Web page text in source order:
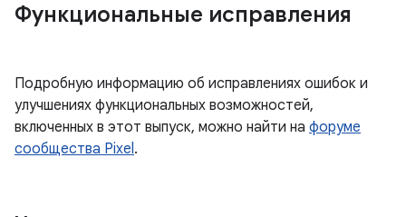
Функциональные исправления
Подробную информацию об исправлениях ошибок и
улучшениях функциональных возможностей,
включенных в этот выпуск, можно найти на форуме
сообщества Pixel.